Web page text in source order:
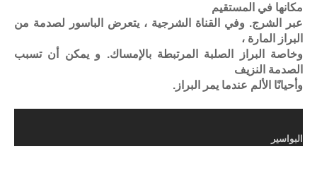
مكانها في المستقيم
عبر الشرج. وفي القناة الشرجية ، يتعرض الباسور لصدمة من
البراز المارة ،
وخاصة البراز الصلبة المرتبطة بالإمساك. و يمكن أن تسبب
الصدمة النزيف
وأحيانًا الألم عندما يمر البراز.
البواسير